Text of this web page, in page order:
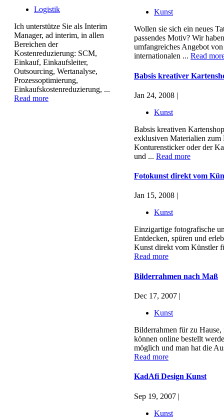
Logistik
Ich unterstütze Sie als Interim
Manager, ad interim, in allen
Bereichen der
Kostenreduzierung: SCM,
Einkauf, Einkaufsleiter,
Outsourcing, Wertanalyse,
Prozessoptimierung,
Einkaufskostenreduzierung, ...
Read more
Kunst
Wollen sie sich ein neues
passendes Motiv? Wir
umfangreiches Angebot
internationalen ... Read
Babsis kreativer
Jan 24, 2008 |
Kunst
Babsis kreativen
exklusiven Materialien zum
Konturensticker oder der
und ... Read more
Fotokunst direkt vom
Jan 15, 2008 |
Kunst
Einzigartige fotografische
Entdecken, spüren und
Kunst direkt vom Künstler
Read more
Bilderrahmen nach Maß
Dec 17, 2007 |
Kunst
Bilderrahmen für zu
können online bestellt
möglich und man hat die
Read more
KadAfi Design Kunst
Sep 19, 2007 |
Kunst